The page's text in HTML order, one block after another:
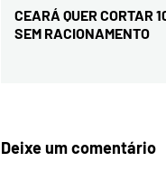
de
Previous
post:
CEARÁ QUER CORTAR
SEM RACIONAMENTO
Deixe um comentário